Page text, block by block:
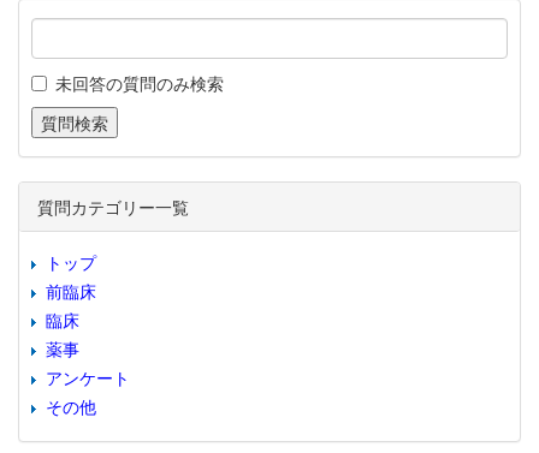
未回答の質問のみ検索
質問カテゴリー一覧
トップ
前臨床
臨床
薬事
アンケート
その他